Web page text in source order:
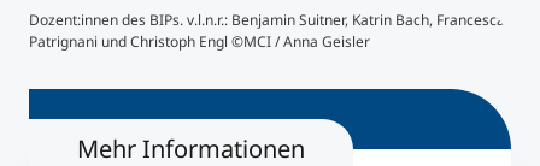
Dozent:innen des BIPs. v.l.n.r.: Benjamin Suitner, Katrin Bach, Francesca
Patrignani und Christoph Engl ©MCI / Anna Geisler
Mehr Informationen